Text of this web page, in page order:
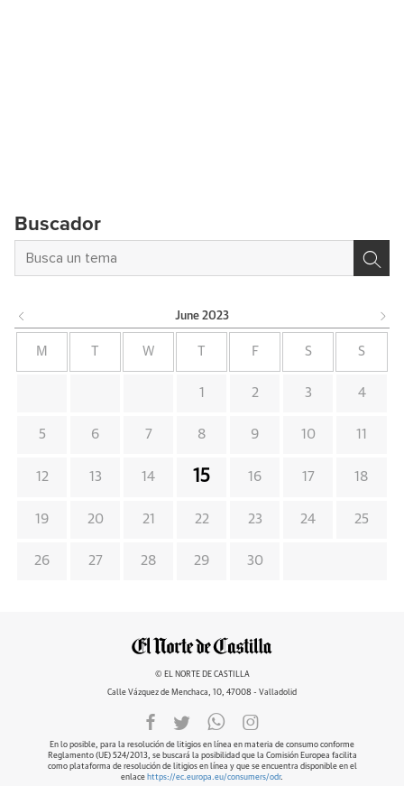
Buscador
June 2023
M W F S S
1 2 3 4
5 6 7 8 9 10 11
12 13 14 15 16 17 18
19 20 21 22 23 24 25
26 27 28 29 30
© EL NORTE DE CASTILLA
Calle Vázquez de Menchaca, 10, 47008 - Valladolid
En lo posible, para la resolución de litigios en línea en materia de consumo conforme
Reglamento (UE) 524/2013, se buscará la posibilidad que la Comisión Europea facilita
como plataforma de resolución de litigios en línea y que se encuentra disponible en el
enlace https://ec.europa.eu/consumers/odr.